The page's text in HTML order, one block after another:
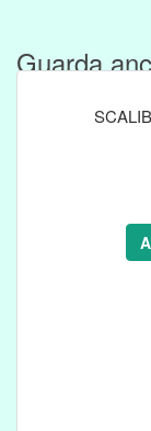
Guarda